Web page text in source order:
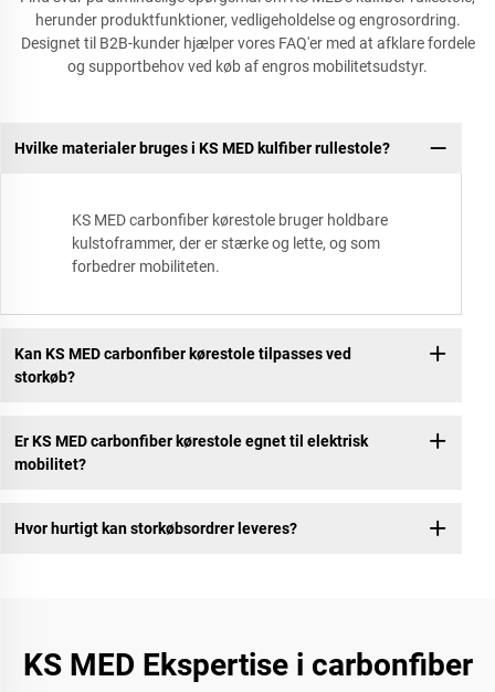
herunder produktfunktioner, vedligeholdelse og engrosordring.
Designet til B2B-kunder hjælper vores FAQ'er med at afklare fordele
og supportbehov ved køb af engros mobilitetsudstyr.
Hvilke materialer bruges i KS MED kulfiber rullestole?
KS MED carbonfiber kørestole bruger holdbare
kulstoframmer, der er stærke og lette, og som
forbedrer mobiliteten.
Kan KS MED carbonfiber kørestole tilpasses ved
storkøb?
Er KS MED carbonfiber kørestole egnet til elektrisk
mobilitet?
Hvor hurtigt kan storkøbsordrer leveres?
KS MED Ekspertise i carbonfiber